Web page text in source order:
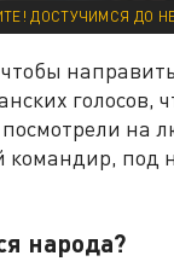
ДОСТУЧИМСЯ ДО
голосов,
на
под
народа?